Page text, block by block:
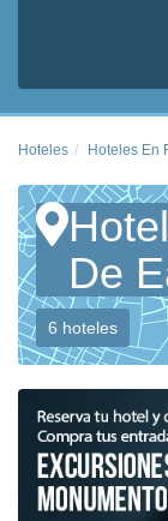
Hoteles Hoteles En
De
6 hoteles